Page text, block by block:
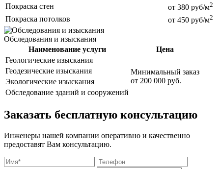
Покраска стен от 380 руб/м2
Покраска потолков от 450 руб/м2
Обследования и изыскания
Наименование услуги
Цена
Геологические изыскания
Минимальный заказ
от 200 000 руб.
Геодезические изыскания
Экологические изыскания
Обследование зданий и сооружений
Заказать бесплатную консультацию
Инженеры нашей компании оперативно и качественно
предоставят Вам консультацию.